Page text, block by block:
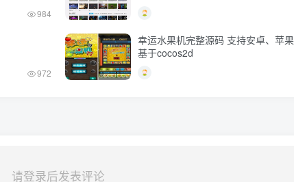
984
972
幸运水果机完整源码 支持安卓、苹
基于cocos2d
请登录后发表评论